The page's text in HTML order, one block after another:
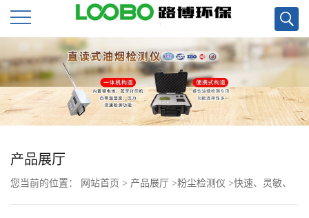
公
司
首
页
公
产品展厅
您当前的位置： 网站首页 > 产品展厅 >粉尘检测仪 >快速、灵敏、